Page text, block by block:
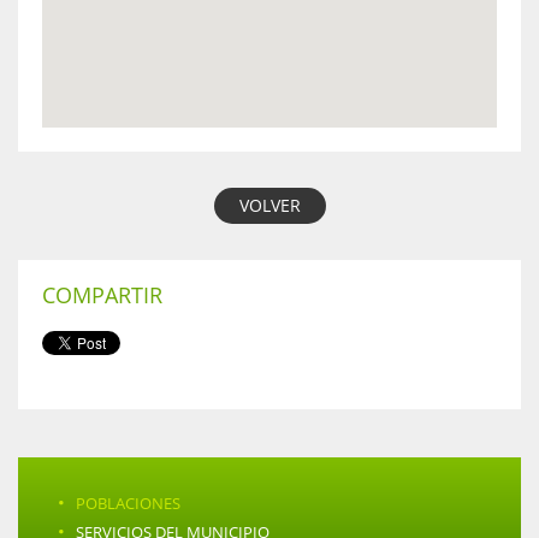
VOLVER
COMPARTIR
· POBLACIONES
· SERVICIOS DEL MUNICIPIO